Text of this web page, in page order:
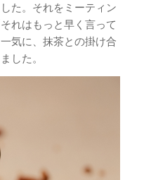
た。それをミーティン
れはもっと早く言って
気に、抹茶との掛け合
した。